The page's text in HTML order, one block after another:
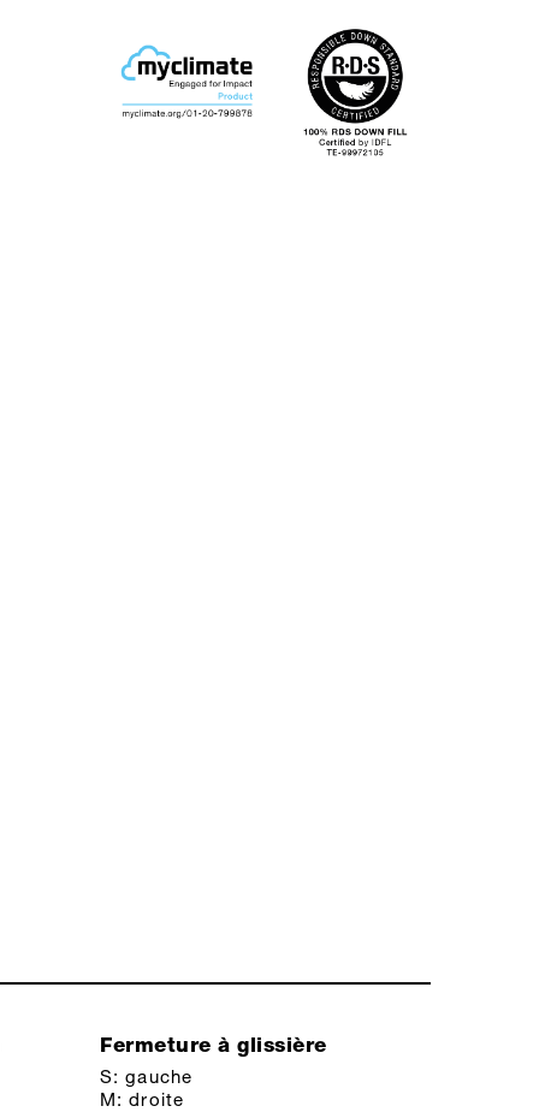
Fermeture à glissière
S: gauche
M: droite